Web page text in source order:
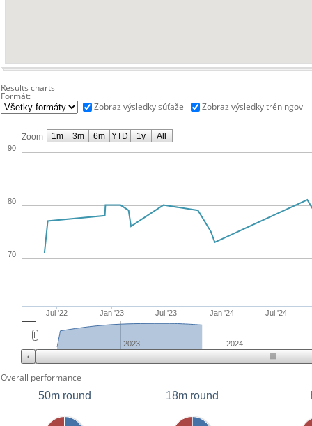
Results charts
Formát:
Zobraz výsledky súťaže
Zobraz výsledky tréningov
Zoom
Jul '22 Jan '23 Jul '23 Jan '24 Jul '24
70
80
90
2023 2024
1m 3m 6m YTD 1y All
Overall performance
50m round
18m round